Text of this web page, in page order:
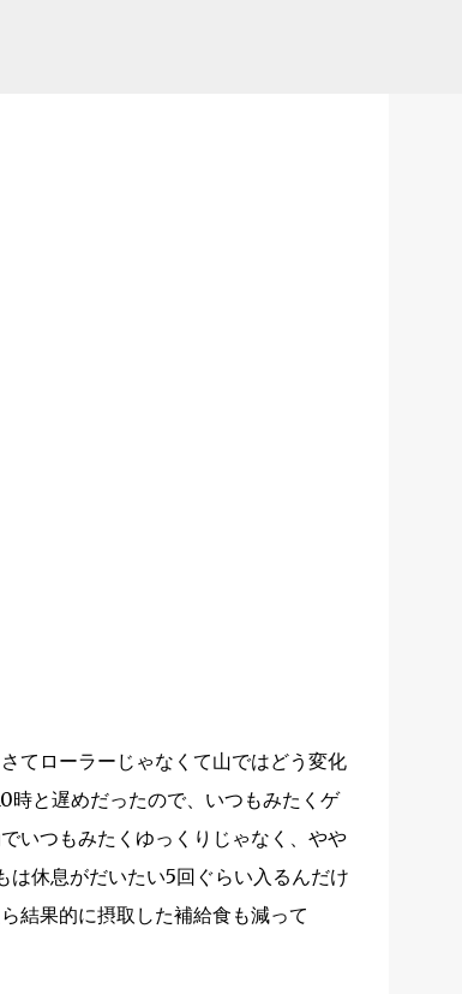
てローラーじゃなくて山ではどう変化
時と遅めだったので、いつもみたくゲ
いつもみたくゆっくりじゃなく、やや
休息がだいたい5回ぐらい入るんだけ
結果的に摂取した補給食も減って